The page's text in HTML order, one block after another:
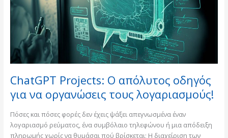
ChatGPT Projects: Ο απόλυτος οδηγός
για να οργανώσεις τους λογαριασμούς!
Πόσες και πόσες φορές δεν έχεις ψάξει απεγνωσμένα έναν
λογαριασμό ρεύματος, ένα συμβόλαιο τηλεφώνου ή μια απόδειξη
πληρωμής χωρίς να θυμάσαι πού βρίσκεται; Η διαχείριση των
για
οργανώσεις
τους
λογαριασμούς!